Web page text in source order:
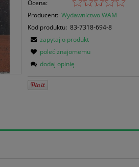
Ocena:
Producent: Wydawnictwo WAM
Kod produktu: 83-7318-694-8
zapytaj o produkt
poleć znajomemu
dodaj opinię